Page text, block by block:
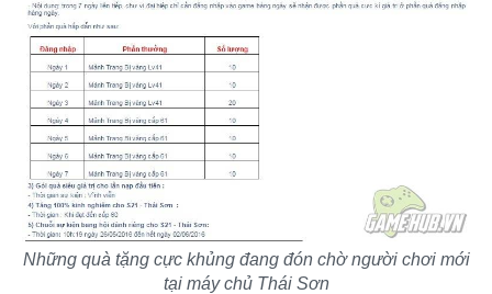
Những quà tặng cực khủng đang đón chờ người chơi mới
tại máy chủ Thái Sơn